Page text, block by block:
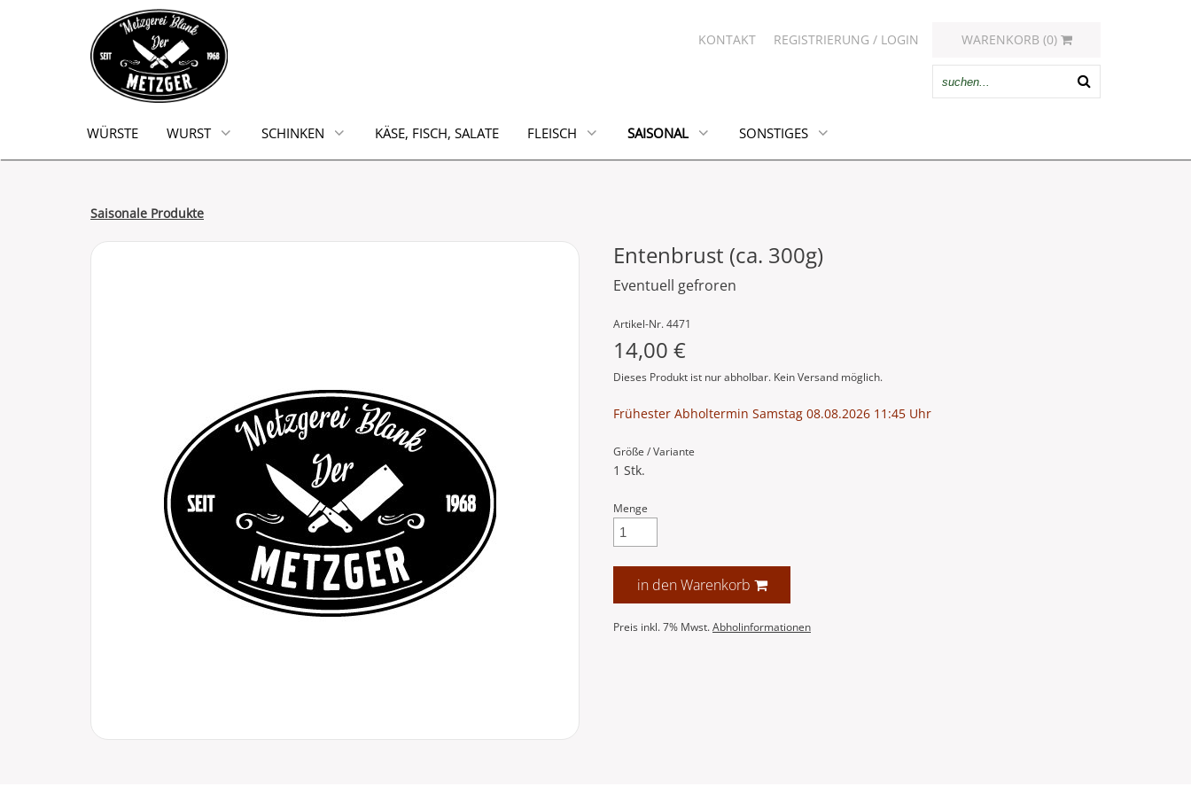
WARENKORB (0)
KONTAKT REGISTRIERUNG / LOGIN
WÜRSTE WURST SCHINKEN KÄSE, FISCH, SALATE FLEISCH SAISONAL SONSTIGES
Saisonale Produkte
Entenbrust (ca. 300g)
Eventuell gefroren
Artikel-Nr. 4471
14,00 €
Dieses Produkt ist nur abholbar. Kein Versand möglich.
Frühester Abholtermin Samstag 08.08.2026 11:45 Uhr
Größe / Variante
1 Stk.
Menge
in den Warenkorb
Preis inkl. 7% Mwst. Abholinformationen